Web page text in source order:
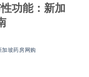
功能：新加
加坡药房网购